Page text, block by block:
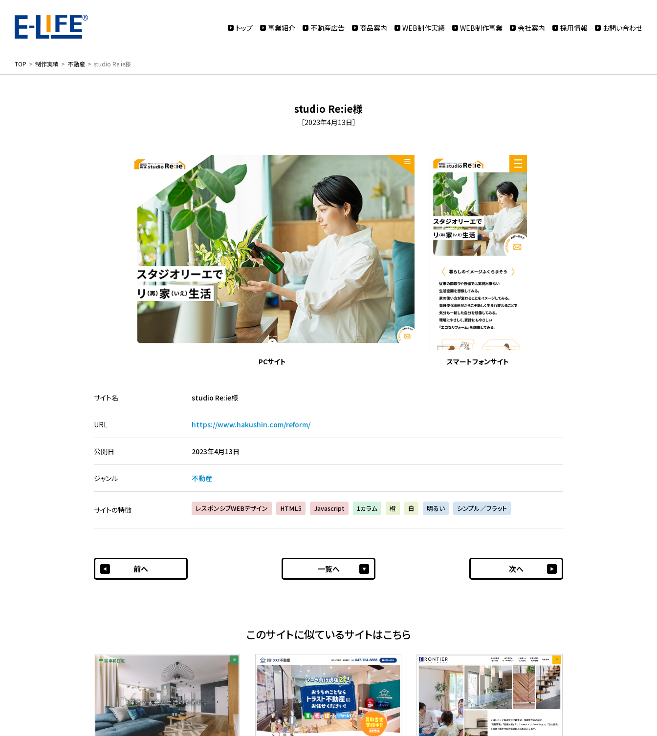
トップ 事業紹介 不動産広告 商品案内 WEB制作実績 WEB制作事業 会社案内 採用情報 お問い合わせ
TOP 制作実績 不動産 studio Re:ie様
studio Re:ie様
［2023年4月13日］
PCサイト スマートフォンサイト
サイト名 studio Re:ie様
URL https://www.hakushin.com/reform/
公開日 2023年4月13日
ジャンル 不動産
サイトの特徴 レスポンシブWEBデザイン HTML5 Javascript 1カラム 橙 白 明るい シンプル／フラット
前へ 一覧へ 次へ
このサイトに似ているサイトはこちら